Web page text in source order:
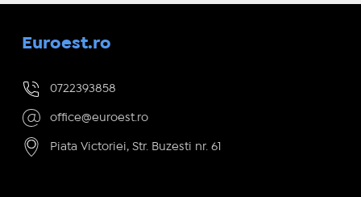
Euroest.ro
0722393858
office@euroest.ro
Piata Victoriei, Str. Buzesti nr. 61